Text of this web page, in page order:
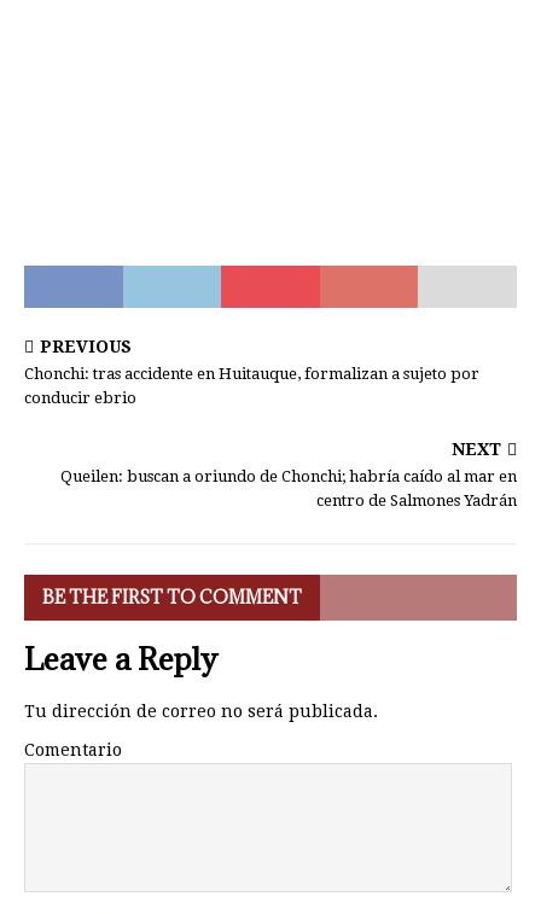
PREVIOUS
Chonchi: tras accidente en Huitauque, formalizan a sujeto por
conducir ebrio
NEXT
Queilen: buscan a oriundo de Chonchi; habría caído al mar en
centro de Salmones Yadrán
BE THE FIRST TO COMMENT
Leave a Reply
Tu dirección de correo no será publicada.
Comentario